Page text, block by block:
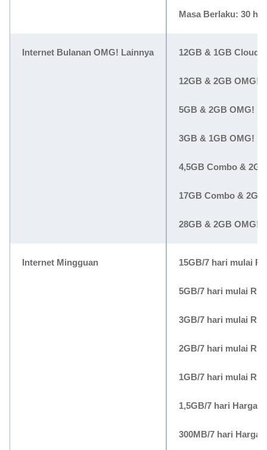
Masa Berlaku: 30
Internet Bulanan OMG! Lainnya 12GB & 1GB
12GB & 2GB OMG!
5GB & 2GB OMG!
3GB & 1GB OMG!
4,5GB Combo &
17GB Combo &
28GB & 2GB OMG!
Internet Mingguan 15GB/7 hari mulai
5GB/7 hari mulai
3GB/7 hari mulai
2GB/7 hari mulai
1GB/7 hari mulai
1,5GB/7 hari Harga:
300MB/7 hari Harga: